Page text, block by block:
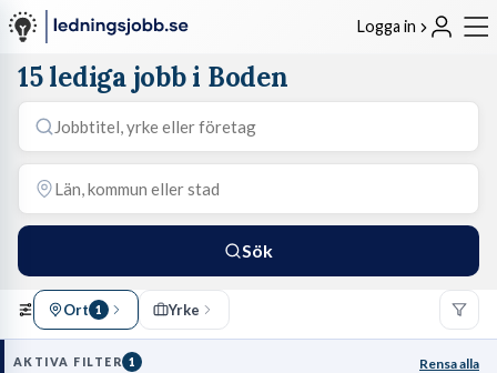
Logga in
15 lediga jobb i Boden
Sök
Ort 1 Yrke
AKTIVA FILTER 1 Rensa alla